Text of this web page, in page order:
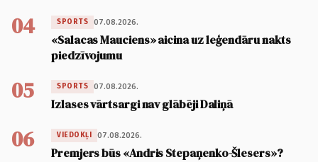
04 SPORTS 07.08.2026.
«Salacas Mauciens» aicina uz leģendāru nakts
piedzīvojumu
05 SPORTS 07.08.2026.
Izlases vārtsargi nav glābēji Daliņā
06 VIEDOKĻI 07.08.2026.
Premjers būs «Andris Stepaņenko-Šlesers»?